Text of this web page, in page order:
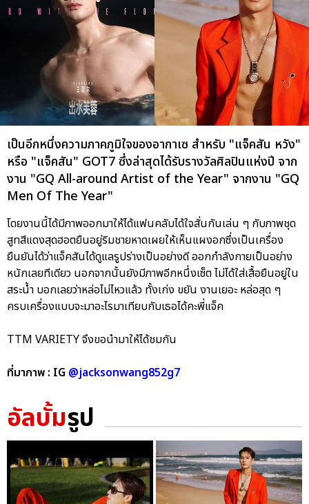
เป็นอีกหนึ่งความภาคภูมิใจของอากาเซ สำหรับ "แจ็คสัน หวัง"
หรือ "แจ็คสัน" GOT7 ซึ่งล่าสุดได้รับรางวัลศิลปินแห่งปี จาก
งาน "GQ All-around Artist of the Year" จากงาน "GQ
Men Of The Year"
โดยงานนี้ได้มีภาพออกมาให้ได้แฟนคลับได้ใจสั่นกันเล่น ๆ กับภาพชุด
สูทสีแดงสุดฮอตยืนอยู่ริมชายหาดเผยให้เห็นแผงอกซึ่งเป็นเครื่อง
ยืนยันได้ว่าแจ็คสันได้ดูแลรูปร่างเป็นอย่างดี ออกกำลังกายเป็นอย่าง
หนักเลยทีเดียว นอกจากนั้นยังมีภาพอีกหนึ่งเซ็ต ไม่ได้ใส่เสื้อยืนอยู่ใน
สระน้ำ บอกเลยว่าหล่อไม่ไหวแล้ว ทั้งเก่ง ขยัน งานเยอะ หล่อสุด ๆ
ครบเครื่องแบบจะมาอะไรมาเทียบกับเธอได้คะพี่แจ็ค
TTM VARIETY จึงขอนำมาให้ได้ชมกัน
ที่มาภาพ : IG @jacksonwang852g7
อัลบั้มรูป